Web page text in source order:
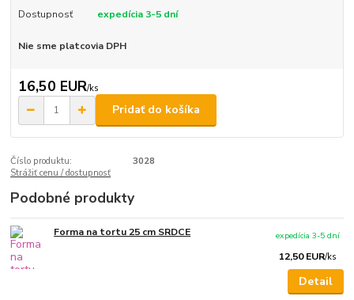
Dostupnosť expedícia 3-5 dní
Nie sme platcovia DPH
16,50 EUR/ks
Pridať do košíka
Číslo produktu:
3028
Strážiť cenu / dostupnosť
Podobné produkty
Forma na tortu 25 cm SRDCE
12,50 EUR/ks
expedícia 3-5 dní
Detail